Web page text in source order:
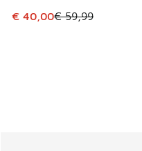
Dit artikel is in de
€ 40,00€ 59,99